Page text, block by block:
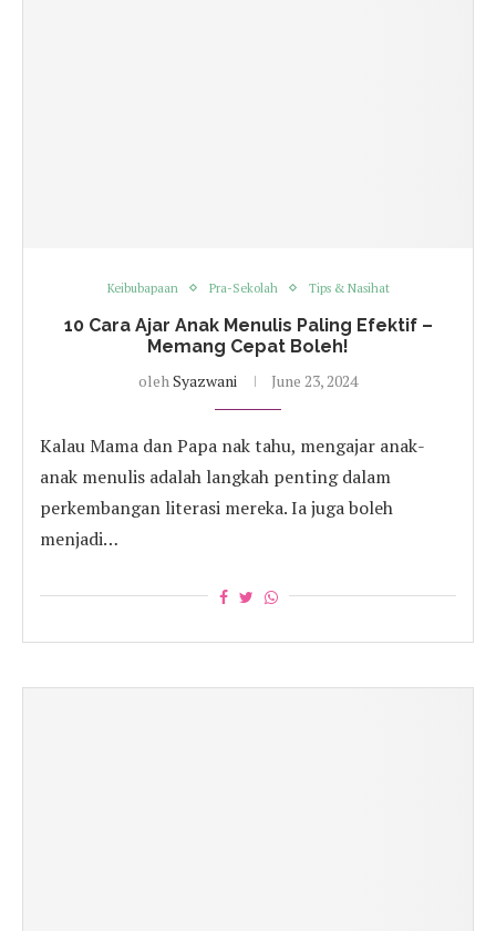
Keibubapaan Pra-Sekolah Tips & Nasihat
10 Cara Ajar Anak Menulis Paling Efektif –
Memang Cepat Boleh!
oleh Syazwani June 23, 2024
Kalau Mama dan Papa nak tahu, mengajar anak-
anak menulis adalah langkah penting dalam
perkembangan literasi mereka. Ia juga boleh
menjadi…